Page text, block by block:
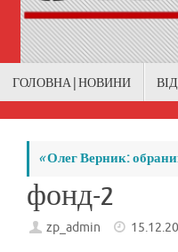
ГОЛОВНА|НОВИНИ
«Олег Верник:
фонд-2
zp_admin